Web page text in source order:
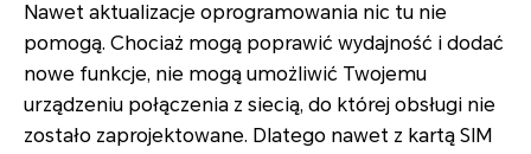
Nawet aktualizacje oprogramowania nic tu nie
pomogą. Chociaż mogą poprawić wydajność i dodać
nowe funkcje, nie mogą umożliwić Twojemu
urządzeniu połączenia z siecią, do której obsługi nie
zostało zaprojektowane. Dlatego nawet z kartą SIM